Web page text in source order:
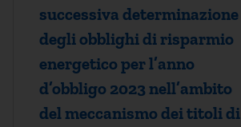
successiva determinazione
degli obblighi di risparmio
energetico per l’anno
d’obbligo 2023 nell’ambito
del meccanismo dei titoli di